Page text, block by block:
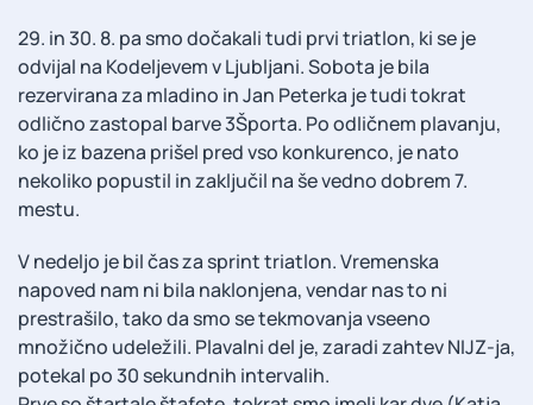
29. in 30. 8. pa smo dočakali tudi prvi triatlon, ki se je
odvijal na Kodeljevem v Ljubljani. Sobota je bila
rezervirana za mladino in Jan Peterka je tudi tokrat
odlično zastopal barve 3Športa. Po odličnem plavanju,
ko je iz bazena prišel pred vso konkurenco, je nato
nekoliko popustil in zaključil na še vedno dobrem 7.
mestu.
V nedeljo je bil čas za sprint triatlon. Vremenska
napoved nam ni bila naklonjena, vendar nas to ni
prestrašilo, tako da smo se tekmovanja vseeno
množično udeležili. Plavalni del je, zaradi zahtev NIJZ-ja,
potekal po 30 sekundnih intervalih.